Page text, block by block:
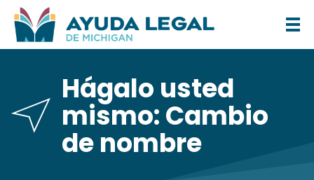
Pasar
al
Hágalo usted
mismo: Cambio
de nombre